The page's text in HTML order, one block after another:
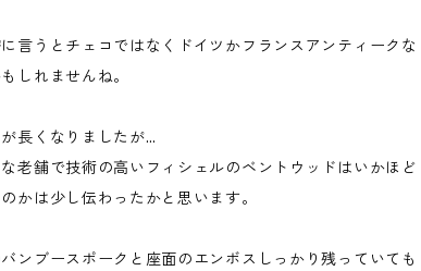
言うとチェコではなくドイツかフランスアンティークな
しれませんね。
長くなりましたが…
老舗で技術の高いフィシェルのベントウッドはいかほど
かは少し伝わったかと思います。
ンブースポークと座面のエンボスしっかり残っていても